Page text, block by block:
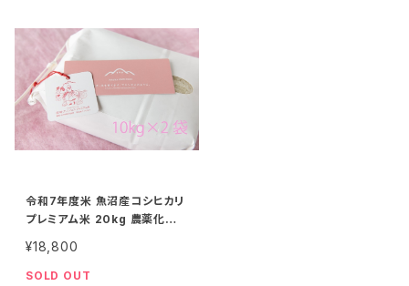
27kg
30kg
5kg
令和7年度米 魚沼産コシヒカリ
プレミアム米 20kg 農薬化学
精米サービス有
¥18,800
SOLD OUT